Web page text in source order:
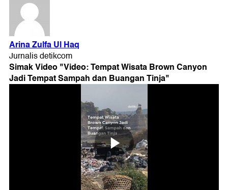
Simak Video "Video: Tempat Wisata Brown Canyon
Jadi Tempat Sampah dan Buangan Tinja"